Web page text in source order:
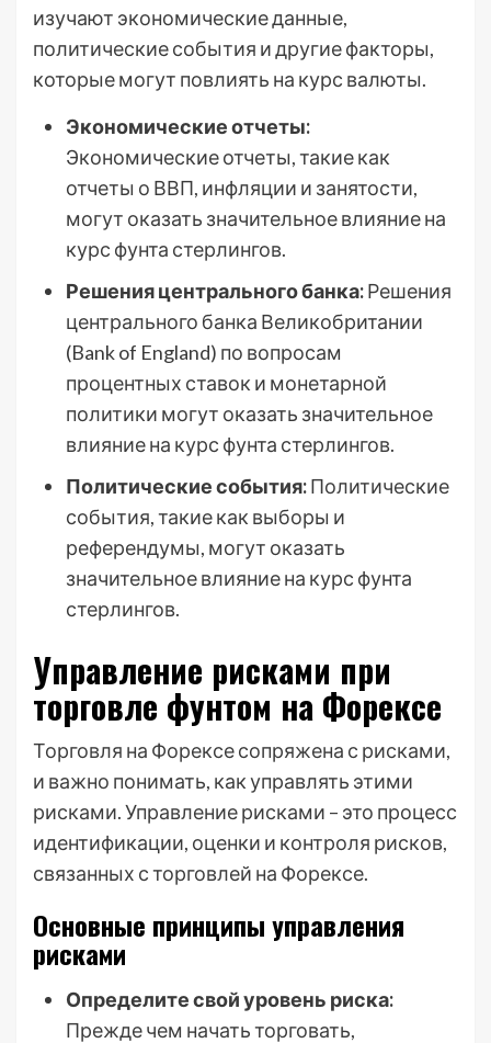
изучают экономические данные,
политические события и другие факторы,
которые могут повлиять на курс валюты.
Экономические отчеты:
Экономические отчеты, такие как
отчеты о ВВП, инфляции и занятости,
могут оказать значительное влияние на
курс фунта стерлингов.
Решения центрального банка:Решения
центрального банка Великобритании
(Bank of England) по вопросам
процентных ставок и монетарной
политики могут оказать значительное
влияние на курс фунта стерлингов.
Политические события:Политические
события, такие как выборы и
референдумы, могут оказать
значительное влияние на курс фунта
стерлингов.
Управление рисками при
торговле фунтом на Форексе
Торговля на Форексе сопряжена с рисками,
и важно понимать, как управлять этими
рисками. Управление рисками – это процесс
идентификации, оценки и контроля рисков,
связанных с торговлей на Форексе.
Основные принципы управления
рисками
Определите свой уровень риска:
Прежде чем начать торговать,